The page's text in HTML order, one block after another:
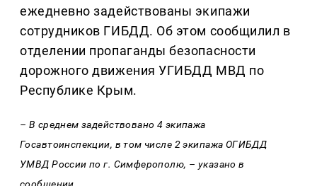
ежедневно задействованы экипажи
сотрудников ГИБДД. Об этом сообщилил в
отделении пропаганды безопасности
дорожного движения УГИБДД МВД по
Республике Крым.
– В среднем задействовано 4 экипажа
Госавтоинспекции, в том числе 2 экипажа ОГИБДД
УМВД России по г. Симферополю, – указано в